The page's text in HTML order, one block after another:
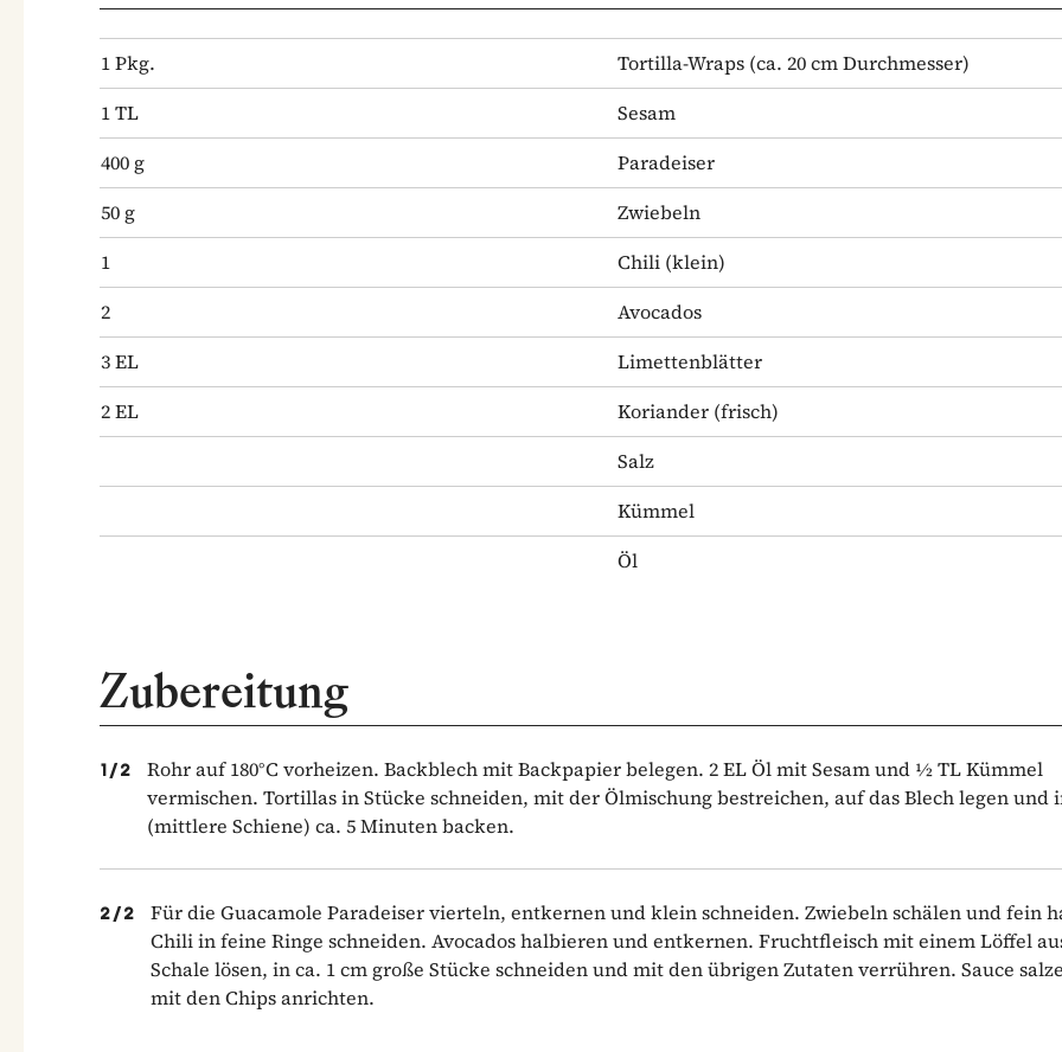
1Pkg. Tortilla-Wraps (ca. 20 cm Durchmesser)
1TL
Sesam
400 g
Paradeiser
50 g
Zwiebeln
1
Chili (klein)
2
Avocados
3EL
Limettenblätter
2EL Koriander (frisch)
Salz
Kümmel
Öl
Zubereitung
1/2
Rohr auf 180°C vorheizen. Backblech mit Backpapier belegen. 2 EL Öl mit Sesam und ½ TL Kümmel
vermischen. Tortillas in Stücke schneiden, mit der Ölmischung bestreichen, auf das Blech legen und
(mittlere Schiene) ca. 5 Minuten backen.
2/2
Für die Guacamole Paradeiser vierteln, entkernen und klein schneiden. Zwiebeln schälen und fein
Chili in feine Ringe schneiden. Avocados halbieren und entkernen. Fruchtfleisch mit einem Löffel
Schale lösen, in ca. 1 cm große Stücke schneiden und mit den übrigen Zutaten verrühren. Sauce
mit den Chips anrichten.